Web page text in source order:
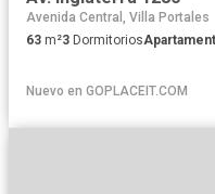
Avenida Central, Villa Portales
63 m²3 Dormitorios
Nuevo en GOPLACEIT.COM